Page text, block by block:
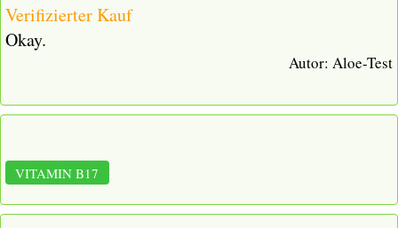
Verifizierter Kauf
Okay.
Autor: Aloe-Test
VITAMIN B17